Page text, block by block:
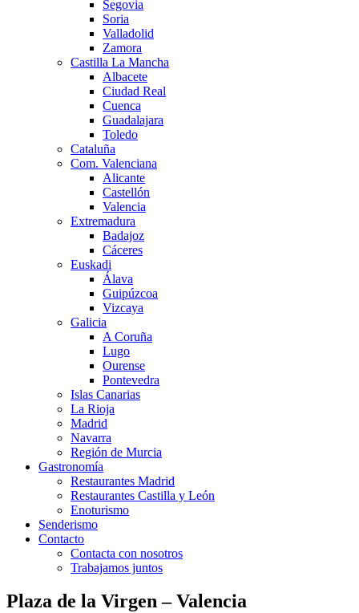
Segovia
Soria
Valladolid
Zamora
Castilla La Mancha
Albacete
Ciudad Real
Cuenca
Guadalajara
Toledo
Cataluña
Com. Valenciana
Alicante
Castellón
Valencia
Extremadura
Badajoz
Cáceres
Euskadi
Álava
Guipúzcoa
Vizcaya
Galicia
A Coruña
Lugo
Ourense
Pontevedra
Islas Canarias
La Rioja
Madrid
Navarra
Región de Murcia
Gastronomía
Restaurantes Madrid
Restaurantes Castilla y León
Enoturismo
Senderismo
Contacto
Contacta con nosotros
Trabajamos juntos
Plaza de la Virgen – Valencia